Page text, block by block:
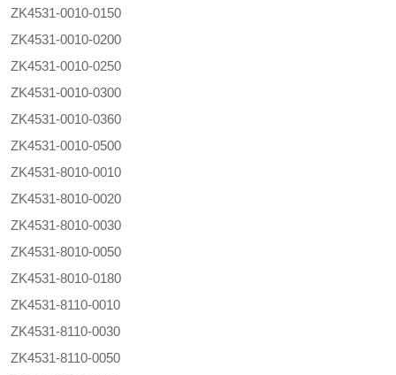
ZK4531-0010-0150
ZK4531-0010-0200
ZK4531-0010-0250
ZK4531-0010-0300
ZK4531-0010-0360
ZK4531-0010-0500
ZK4531-8010-0010
ZK4531-8010-0020
ZK4531-8010-0030
ZK4531-8010-0050
ZK4531-8010-0180
ZK4531-8110-0010
ZK4531-8110-0030
ZK4531-8110-0050